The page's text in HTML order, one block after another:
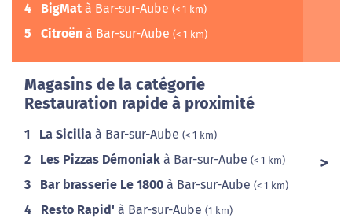
4 BigMat à Bar-sur-Aube (< 1 km)
5 Citroën à Bar-sur-Aube (< 1 km)
Magasins de la catégorie
Restauration rapide à proximité
1 La Sicilia à Bar-sur-Aube (< 1 km)
2 Les Pizzas Démoniak à Bar-sur-Aube (< 1 km)
3 Bar brasserie Le 1800 à Bar-sur-Aube (< 1 km)
4 Resto Rapid' à Bar-sur-Aube (1 km)